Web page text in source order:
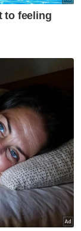
setiap
di Lumut